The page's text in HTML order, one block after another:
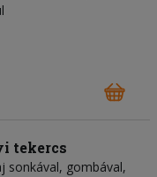
tekercs
sonkával, gombával,